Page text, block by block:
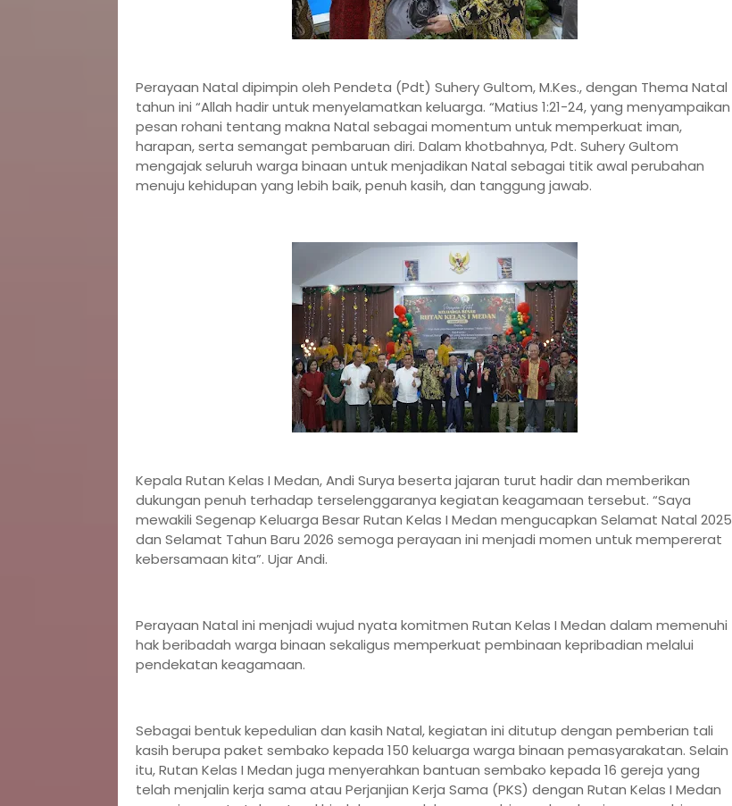
Perayaan Natal dipimpin oleh Pendeta (Pdt) Suhery Gultom, M.Kes., dengan Thema Natal
tahun ini “Allah hadir untuk menyelamatkan keluarga. “Matius 1:21-24, yang menyampaikan
pesan rohani tentang makna Natal sebagai momentum untuk memperkuat iman,
harapan, serta semangat pembaruan diri. Dalam khotbahnya, Pdt. Suhery Gultom
mengajak seluruh warga binaan untuk menjadikan Natal sebagai titik awal perubahan
menuju kehidupan yang lebih baik, penuh kasih, dan tanggung jawab.
Kepala Rutan Kelas I Medan, Andi Surya beserta jajaran turut hadir dan memberikan
dukungan penuh terhadap terselenggaranya kegiatan keagamaan tersebut. “Saya
mewakili Segenap Keluarga Besar Rutan Kelas I Medan mengucapkan Selamat Natal 2025
dan Selamat Tahun Baru 2026 semoga perayaan ini menjadi momen untuk mempererat
kebersamaan kita”. Ujar Andi.
Perayaan Natal ini menjadi wujud nyata komitmen Rutan Kelas I Medan dalam memenuhi
hak beribadah warga binaan sekaligus memperkuat pembinaan kepribadian melalui
pendekatan keagamaan.
Sebagai bentuk kepedulian dan kasih Natal, kegiatan ini ditutup dengan pemberian tali
kasih berupa paket sembako kepada 150 keluarga warga binaan pemasyarakatan. Selain
itu, Rutan Kelas I Medan juga menyerahkan bantuan sembako kepada 16 gereja yang
telah menjalin kerja sama atau Perjanjian Kerja Sama (PKS) dengan Rutan Kelas I Medan